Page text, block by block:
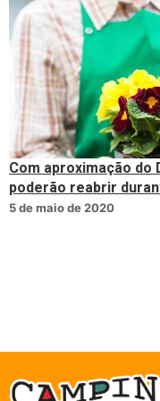
Com aproximação
poderão reabrir
5 de maio de 2020